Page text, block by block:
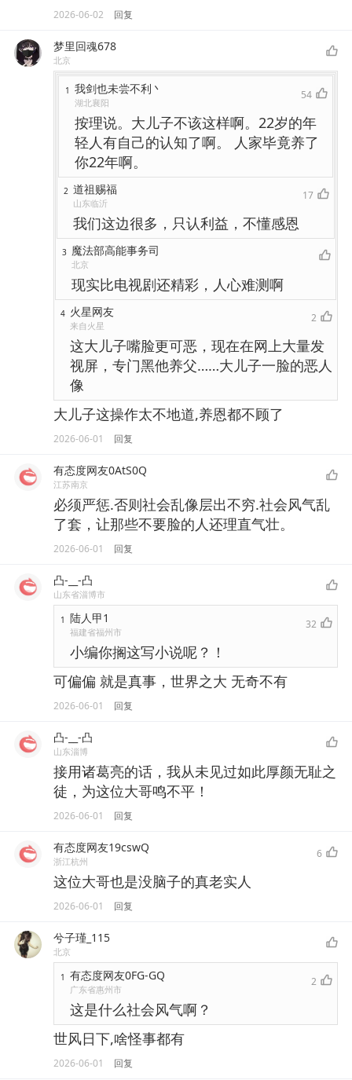
2026-06-02 回复
梦里回魂678
北京
1 我剑也未尝不利丶
湖北襄阳
54
按理说。大儿子不该这样啊。22岁的年
轻人有自己的认知了啊。 人家毕竟养了
你22年啊。
2 道祖赐福
山东临沂
17
我们这边很多，只认利益，不懂感恩
3 魔法部高能事务司
北京
现实比电视剧还精彩，人心难测啊
4 火星网友
来自火星
2
这大儿子嘴脸更可恶，现在在网上大量发
视屏，专门黑他养父……大儿子一脸的恶人
像
大儿子这操作太不地道,养恩都不顾了
2026-06-01 回复
有态度网友0AtS0Q
江苏南京
必须严惩.否则社会乱像层出不穷.社会风气乱
了套，让那些不要脸的人还理直气壮。
2026-06-01 回复
凸-__-凸
山东省淄博市
1 陆人甲1
福建省福州市
32
小编你搁这写小说呢？！
可偏偏 就是真事，世界之大 无奇不有
2026-06-01 回复
凸-__-凸
山东淄博
接用诸葛亮的话，我从未见过如此厚颜无耻之
徒，为这位大哥鸣不平！
2026-06-01 回复
有态度网友19cswQ
浙江杭州
6
这位大哥也是没脑子的真老实人
2026-06-01 回复
兮子瑾_115
北京
1 有态度网友0FG-GQ
广东省惠州市
2
这是什么社会风气啊？
世风日下,啥怪事都有
2026-06-01 回复